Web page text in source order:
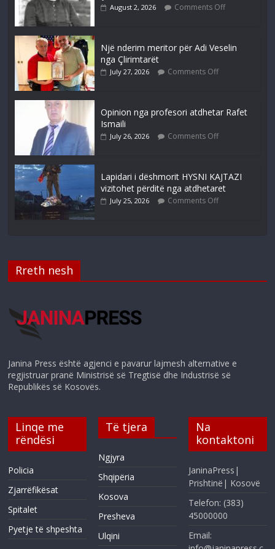
August 2, 2026 Comments Off
Një nderim meritor për Adi Veselin
nga Çlirimtarët
July 27, 2026 Comments Off
Opinion nga profesori atdhetar Rafet
Ismaili
July 26, 2026 Comments Off
Lapidari i dëshmorit HYSNI KAJTAZI
vizitohet përditë nga atdhetaret
July 25, 2026 Comments Off
Rreth nesh
Janina Press është agjenci e pavarur lajmesh alternative e
regjistruar pranë Ministrisë së Tregtisë dhe Industrisë së
Republikës së Kosovës.
Linqe me
rëndësi
Policia
Zjarrëfikësat
Spitalet
Pyetje të shpeshta
Të tjera
Ngjyra
Shqipëria
Kosova
Presheva
Ulqini
Na
kontaktoni
JaninaPress|
Prishtinë| Kosovë
Telefon: (383)
45000000
Email: